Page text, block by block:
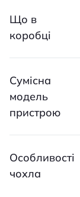
Що в
коробці
Сумісна
модель
пристрою
Особливості
чохла